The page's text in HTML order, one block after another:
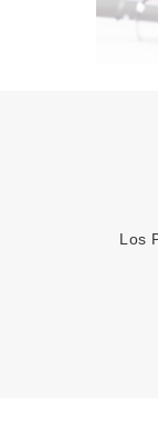
Los